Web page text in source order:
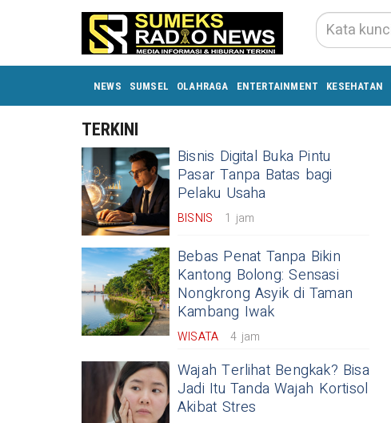
NEWS SUMSEL OLAHRAGA ENTERTAINMENT KESEHATAN
TERKINI
Bisnis Digital Buka Pintu
Pasar Tanpa Batas bagi
Pelaku Usaha
BISNIS 1 jam
Bebas Penat Tanpa Bikin
Kantong Bolong: Sensasi
Nongkrong Asyik di Taman
Kambang Iwak
WISATA 4 jam
Wajah Terlihat Bengkak? Bisa
Jadi Itu Tanda Wajah Kortisol
Akibat Stres